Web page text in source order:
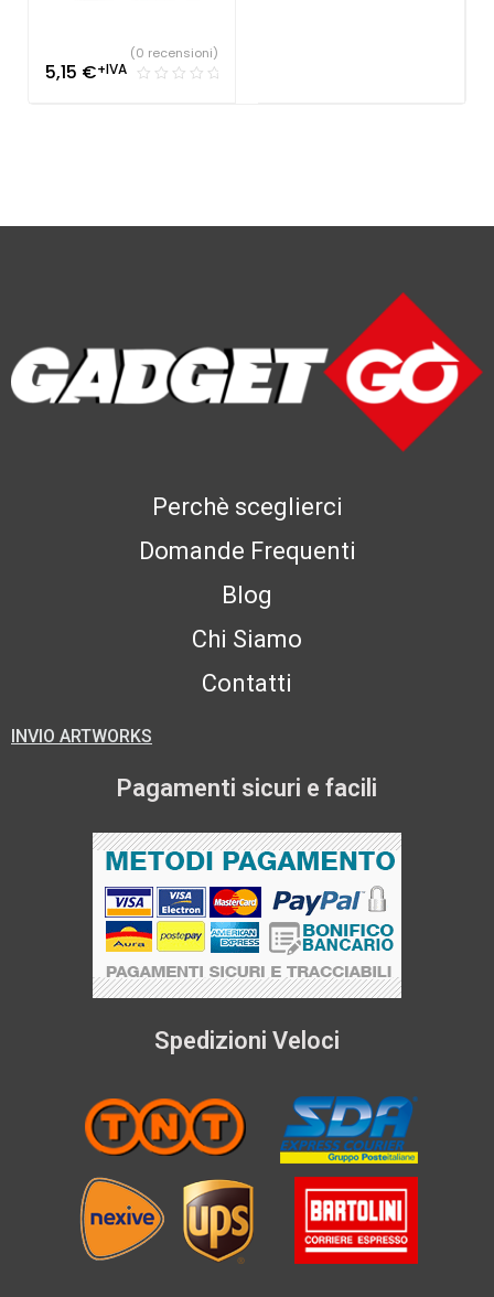
5,15 €+IVA
(0 recensioni)
Perchè sceglierci
Domande Frequenti
Blog
Chi Siamo
Contatti
INVIO ARTWORKS
Pagamenti sicuri e facili
Spedizioni Veloci